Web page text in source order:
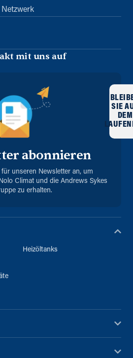
mit uns auf
abonnieren
für unseren Newsletter an, um
Climat und die Andrews Sykes
zu erhalten.
SIE
DEM
Heizöltanks